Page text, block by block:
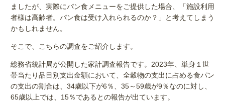
ましたが、実際にパン食メニューをご提供した場合、「施設利用
者様は高齢者。パン食は受け入れられるのか？」と考えてしまう
かもしれません。
そこで、こちらの調査をご紹介します。
総務省統計局が公開した家計調査報告です。2023年、単身１世
帯当たり品目別支出金額において、全穀物の支出に占める食パン
の支出の割合は、34歳以下が6％、35～59歳が9％なのに対し、
65歳以上では、15％であるとの報告が出ています。